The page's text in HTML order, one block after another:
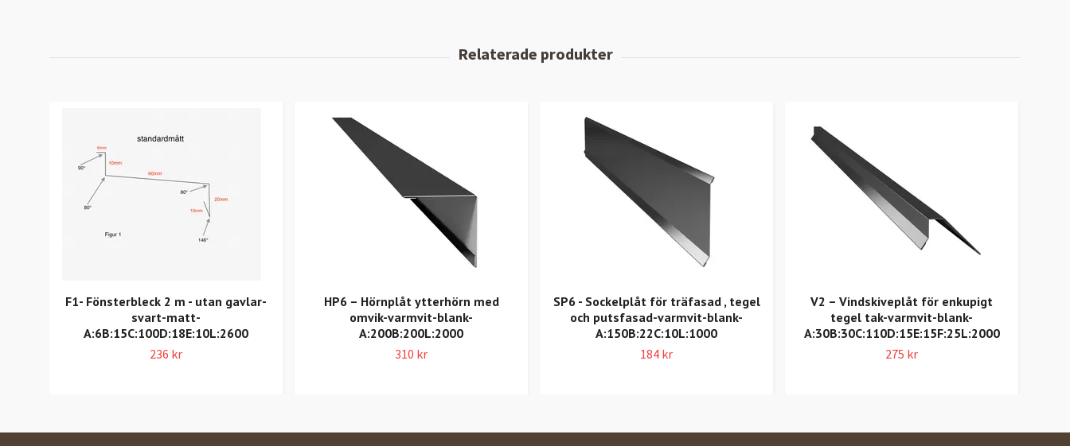
F1- Fönsterbleck 2 m - utan gavlar-
svart-matt-
A:6B:15C:100D:18E:10L:2600
236 kr
HP6 – Hörnplåt ytterhörn med
omvik-varmvit-blank-
A:200B:200L:2000
310 kr
SP6 - Sockelplåt för träfasad , tegel
och putsfasad-varmvit-blank-
A:150B:22C:10L:1000
184 kr
V2 – Vindskiveplåt för enkupigt
tegel tak-varmvit-blank-
A:30B:30C:110D:15E:15F:25L:2000
275 kr